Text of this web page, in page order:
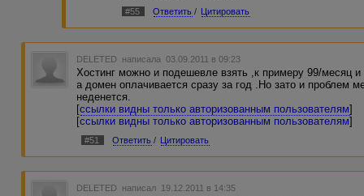
#55 Ответить / Цитировать
DELETED написала 03.09.2011 в 09:23
Хостинг можно и подешевле взять ,к примеру 99/месяц
а домен оплачивается сразу за год .Но зато и проблем
неденется.
[ссылки видны только авторизованным пользователям]
[ссылки видны только авторизованным пользователям]
#51 Ответить / Цитировать
DELETED написал 19.12.2011 в 14:35